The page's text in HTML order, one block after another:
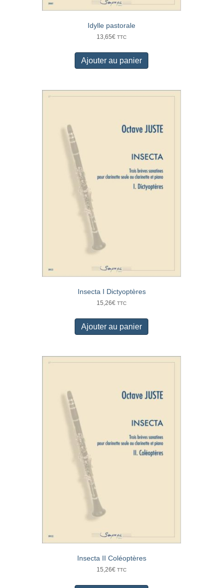
Idylle pastorale
13,65€ TTC
Ajouter au panier
Insecta I Dictyoptères
15,26€ TTC
Ajouter au panier
Insecta II Coléoptères
15,26€ TTC